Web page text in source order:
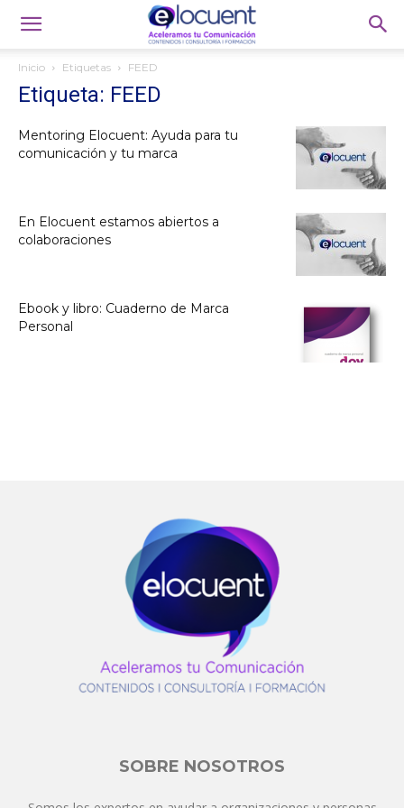
Inicio Etiquetas FEED
Etiqueta: FEED
Mentoring Elocuent: Ayuda para tu
comunicación y tu marca
En Elocuent estamos abiertos a
colaboraciones
Ebook y libro: Cuaderno de Marca
Personal
SOBRE NOSOTROS